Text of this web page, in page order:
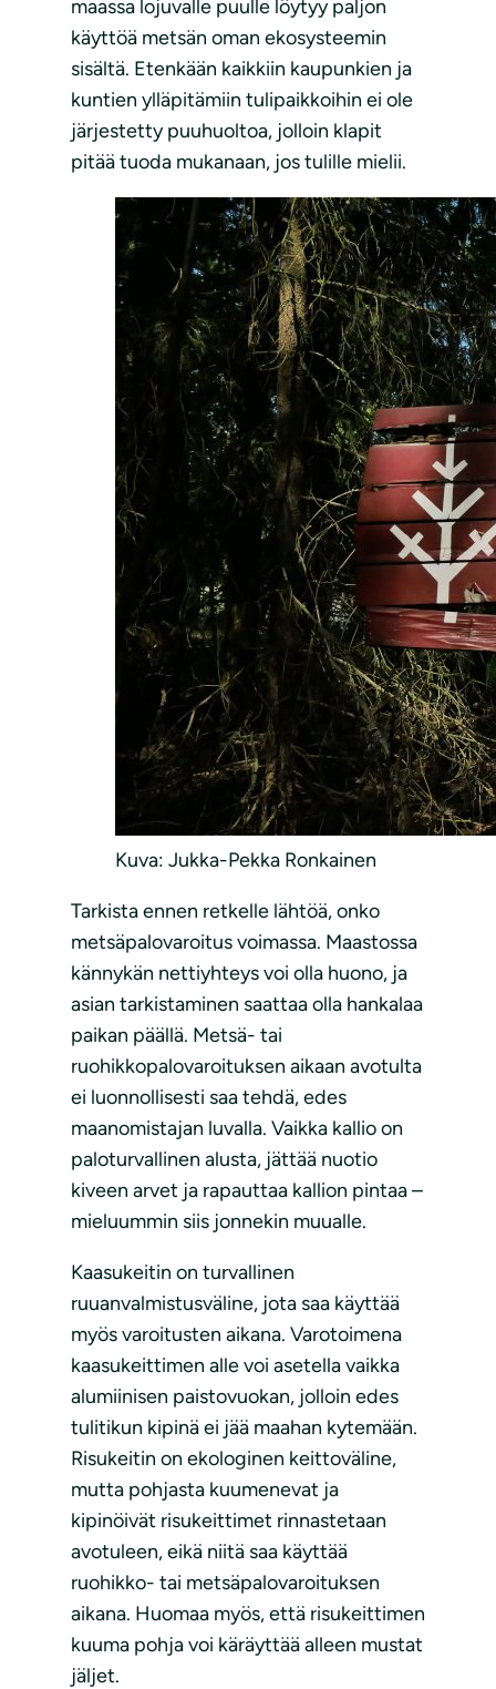
maassa lojuvalle puulle löytyy paljon
käyttöä metsän oman ekosysteemin
sisältä. Etenkään kaikkiin kaupunkien ja
kuntien ylläpitämiin tulipaikkoihin ei ole
järjestetty puuhuoltoa, jolloin klapit
pitää tuoda mukanaan, jos tulille mielii.
Kuva: Jukka-Pekka Ronkainen
Tarkista ennen retkelle lähtöä, onko
metsäpalovaroitus voimassa. Maastossa
kännykän nettiyhteys voi olla huono, ja
asian tarkistaminen saattaa olla hankalaa
paikan päällä. Metsä- tai
ruohikkopalovaroituksen aikaan avotulta
ei luonnollisesti saa tehdä, edes
maanomistajan luvalla. Vaikka kallio on
paloturvallinen alusta, jättää nuotio
kiveen arvet ja rapauttaa kallion pintaa –
mieluummin siis jonnekin muualle.
Kaasukeitin on turvallinen
ruuanvalmistusväline, jota saa käyttää
myös varoitusten aikana. Varotoimena
kaasukeittimen alle voi asetella vaikka
alumiinisen paistovuokan, jolloin edes
tulitikun kipinä ei jää maahan kytemään.
Risukeitin on ekologinen keittoväline,
mutta pohjasta kuumenevat ja
kipinöivät risukeittimet rinnastetaan
avotuleen, eikä niitä saa käyttää
ruohikko- tai metsäpalovaroituksen
aikana. Huomaa myös, että risukeittimen
kuuma pohja voi käräyttää alleen mustat
jäljet.